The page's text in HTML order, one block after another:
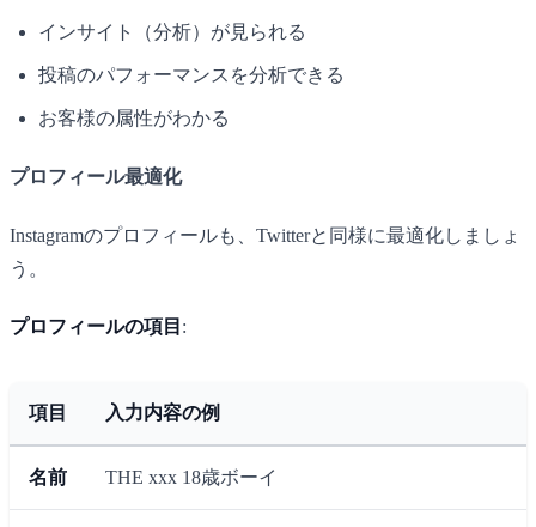
インサイト（分析）が見られる
投稿のパフォーマンスを分析できる
お客様の属性がわかる
プロフィール最適化
Instagramのプロフィールも、Twitterと同様に最適化しましょ
う。
プロフィールの項目 :
項目 入力内容の例
名前 THE xxx 18歳ボーイ